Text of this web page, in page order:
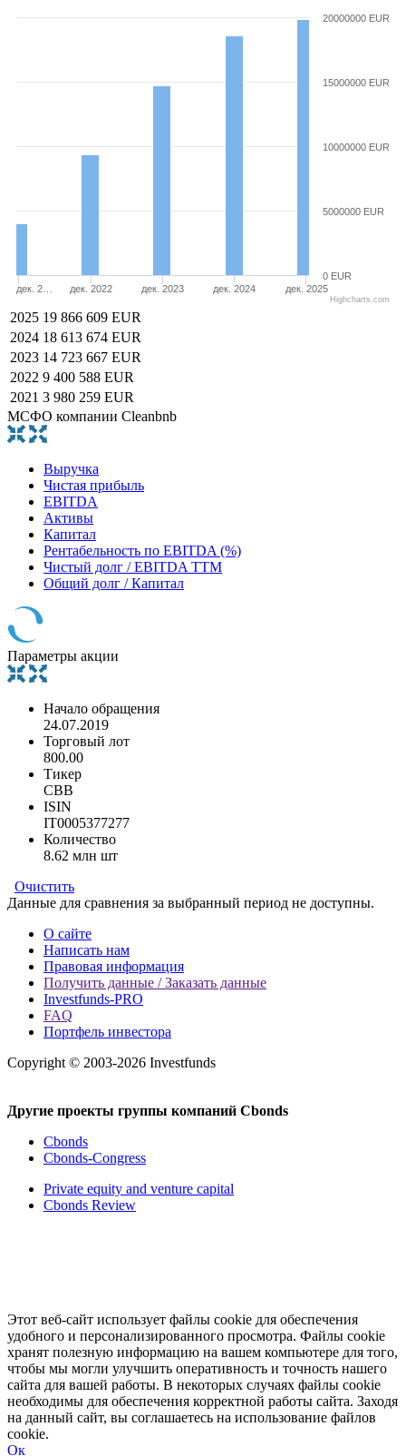
дек. 2… дек. 2022 дек. 2023 дек. 2024 дек. 2025
0 EUR
5000000 EUR
10000000 EUR
15000000 EUR
20000000 EUR
Highcharts.com
2025 19 866 609 EUR
2024 18 613 674 EUR
2023 14 723 667 EUR
2022 9 400 588 EUR
2021 3 980 259 EUR
МСФО компании Cleanbnb
Выручка
Чистая прибыль
EBITDA
Активы
Капитал
Рентабельность по EBITDA (%)
Чистый долг / EBITDA TTM
Общий долг / Капитал
Параметры акции
Начало обращения
24.07.2019
Торговый лот
800.00
Тикер
CBB
ISIN
IT0005377277
Количество
8.62 млн шт
Очистить
Данные для сравнения за выбранный период не доступны.
О сайте
Написать нам
Правовая информация
Получить данные / Заказать данные
Investfunds-PRO
FAQ
Портфель инвестора
Copyright © 2003-2026 Investfunds
Другие проекты группы компаний Cbonds
Cbonds
Cbonds-Congress
Private equity and venture capital
Cbonds Review
Этот веб-сайт использует файлы cookie для обеспечения
удобного и персонализированного просмотра. Файлы cookie
хранят полезную информацию на вашем компьютере для того,
чтобы мы могли улучшить оперативность и точность нашего
сайта для вашей работы. В некоторых случаях файлы cookie
необходимы для обеспечения корректной работы сайта. Заходя
на данный сайт, вы соглашаетесь на использование файлов
cookie.
Ок